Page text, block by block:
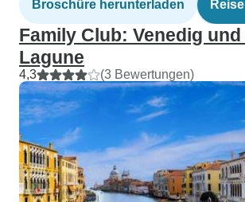
Broschüre herunterladen
Family Club: Venedig
Lagune
4,3 (3 Bewertungen)